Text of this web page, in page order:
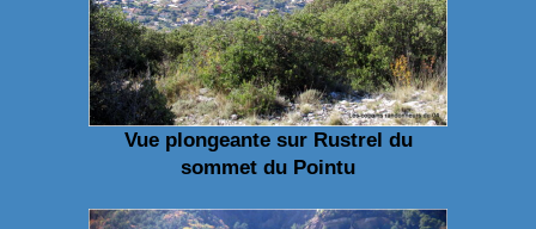
Vue plongeante sur Rustrel du
sommet du Pointu